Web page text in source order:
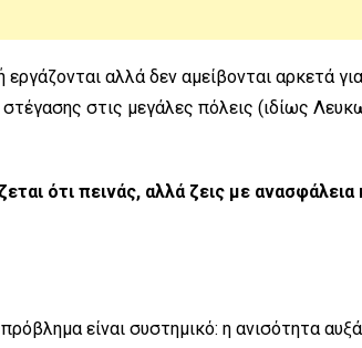
αλλά δεν αμείβονται αρκετά
στις μεγάλες πόλεις (ιδίως
ότι πεινάς, αλλά ζεις με
είναι συστημικό: η ανισότητα